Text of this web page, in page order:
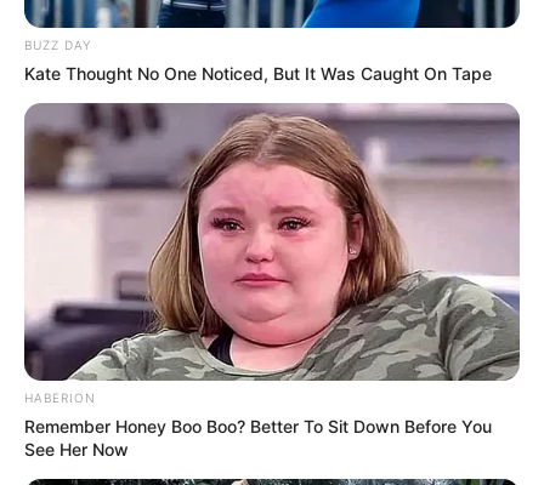
BUZZ DAY
Kate Thought No One Noticed, But It Was Caught On Tape
HABERION
Remember Honey Boo Boo? Better To Sit Down Before You
See Her Now